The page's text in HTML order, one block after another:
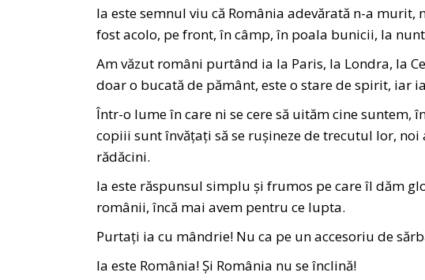
Ia este semnul viu că România adevărată n-a
fost acolo, pe front, în câmp, în poala bunicii, la
Am văzut români purtând ia la Paris, la Londra, la
doar o bucată de pământ, este o stare de spirit, iar
Într-o lume în care ni se cere să uităm cine suntem,
copiii sunt învățați să se rușineze de trecutul lor,
rădăcini.
Ia este răspunsul simplu și frumos pe care îl dăm
românii, încă mai avem pentru ce lupta.
Purtați ia cu mândrie! Nu ca pe un accesoriu de
Ia este România! Și România nu se înclină!